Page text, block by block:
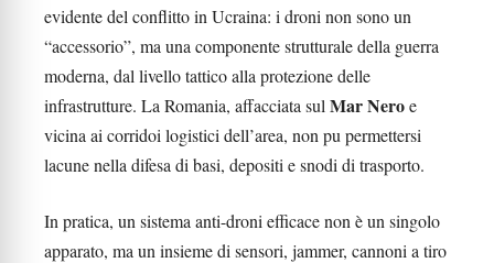
evidente del conflitto in Ucraina: i droni non sono un
“accessorio”, ma una componente strutturale della guerra
moderna, dal livello tattico alla protezione delle
infrastrutture. La Romania, affacciata sul Mar Neroe
vicina ai corridoi logistici dell’area, non pu permettersi
lacune nella difesa di basi, depositi e snodi di trasporto.
In pratica, un sistema anti-droni efficace non è un singolo
apparato, ma un insieme di sensori, jammer, cannoni a tiro